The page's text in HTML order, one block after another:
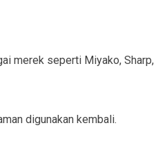
merek seperti Miyako,
digunakan kembali.